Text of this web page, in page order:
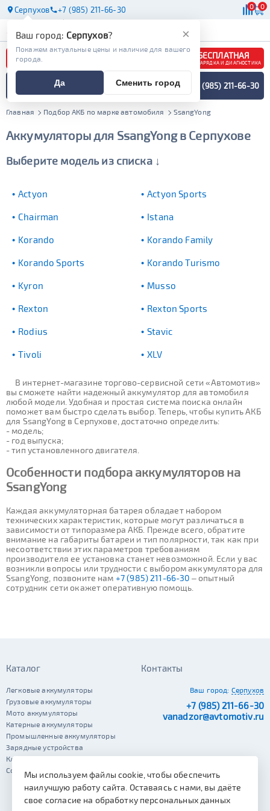
Серпухов +7 (985) 211-66-30 0 0
АКБ
БЕСПЛАТНАЯ
ЗАРЯДКА И ДИАГНОСТИКА
ПОДБОР АККУМУЛЯТОРА
СПЕЦИАЛИСТОМ +7 (985) 211-66-30
Главная Подбор АКБ по марке автомобиля SsangYong
Аккумуляторы для SsangYong в Серпухове
Выберите модель из списка ↓
Actyon Actyon Sports
Chairman Istana
Korando Korando Family
Korando Sports Korando Turismo
Kyron Musso
Rexton Rexton Sports
Rodius Stavic
Tivoli XLV
В интернет-магазине торгово-сервисной сети «Автомотив»
вы сможете найти надежный аккумулятор для автомобиля
любой модели. Удобная и простая система поиска онлайн
поможет вам быстро сделать выбор. Теперь, чтобы купить АКБ
для SsangYong в Серпухове, достаточно определить:
- модель;
- год выпуска;
- тип установленного двигателя.
Особенности подбора аккумуляторов на
SsangYong
Каждая аккумуляторная батарея обладает набором
технических характеристик, которые могут различаться в
зависимости от типоразмера АКБ. Прежде всего, обратите
внимание на габариты батареи и тип полярности, так как при
несоответствии этих параметров требованиям
производителя ее установка станет невозможной. Если у вас
возникли вопросы или трудности с выбором аккумулятора для
SsangYong, позвоните нам +7 (985) 211-66-30 – опытный
сотрудник сети окажет оперативную помощь.
×
Ваш город: Серпухов?
Покажем актуальные цены и наличие для вашего
города.
Да Сменить город
Каталог
Легковые аккумуляторы
Грузовые аккумуляторы
Мото аккумуляторы
Катерные аккумуляторы
Промышленные аккумуляторы
Зарядные устройства
Клеммы
Сопутствующие автотовары
Контакты
Ваш город: Серпухов
+7 (985) 211-66-30
vanadzor@avtomotiv.ru
Мы используем файлы cookie, чтобы обеспечить
наилучшую работу сайта. Оставаясь с нами, вы даёте
свое согласие на обработку персональных данных